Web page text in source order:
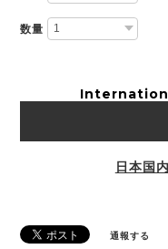
数量
日本国
通報する